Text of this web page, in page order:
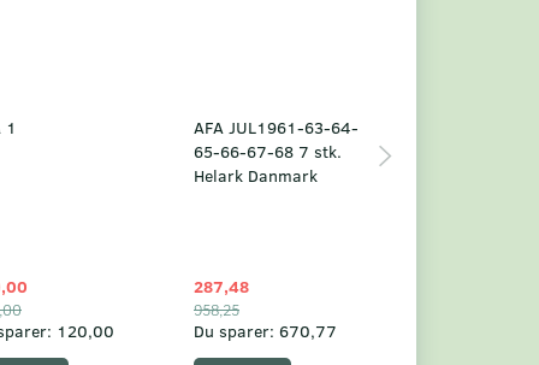
1
120,00
AFA JUL1961-63-64-
65-66-67-68 7 stk.
Helark Danmark
287,48
958,25
Du sparer: 670,77